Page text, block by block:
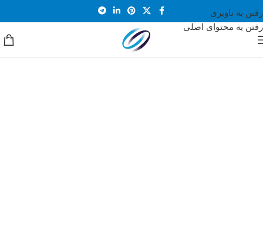
رفتن به ناوبری
رفتن به محتوای اصلی